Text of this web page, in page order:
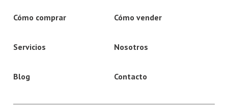
Cómo comprar Cómo vender
Servicios Nosotros
Blog Contacto